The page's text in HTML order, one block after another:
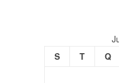
S
T Q